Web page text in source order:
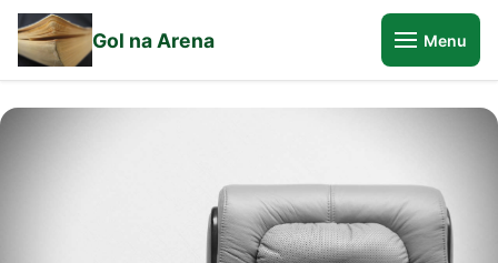
Gol na Arena Menu